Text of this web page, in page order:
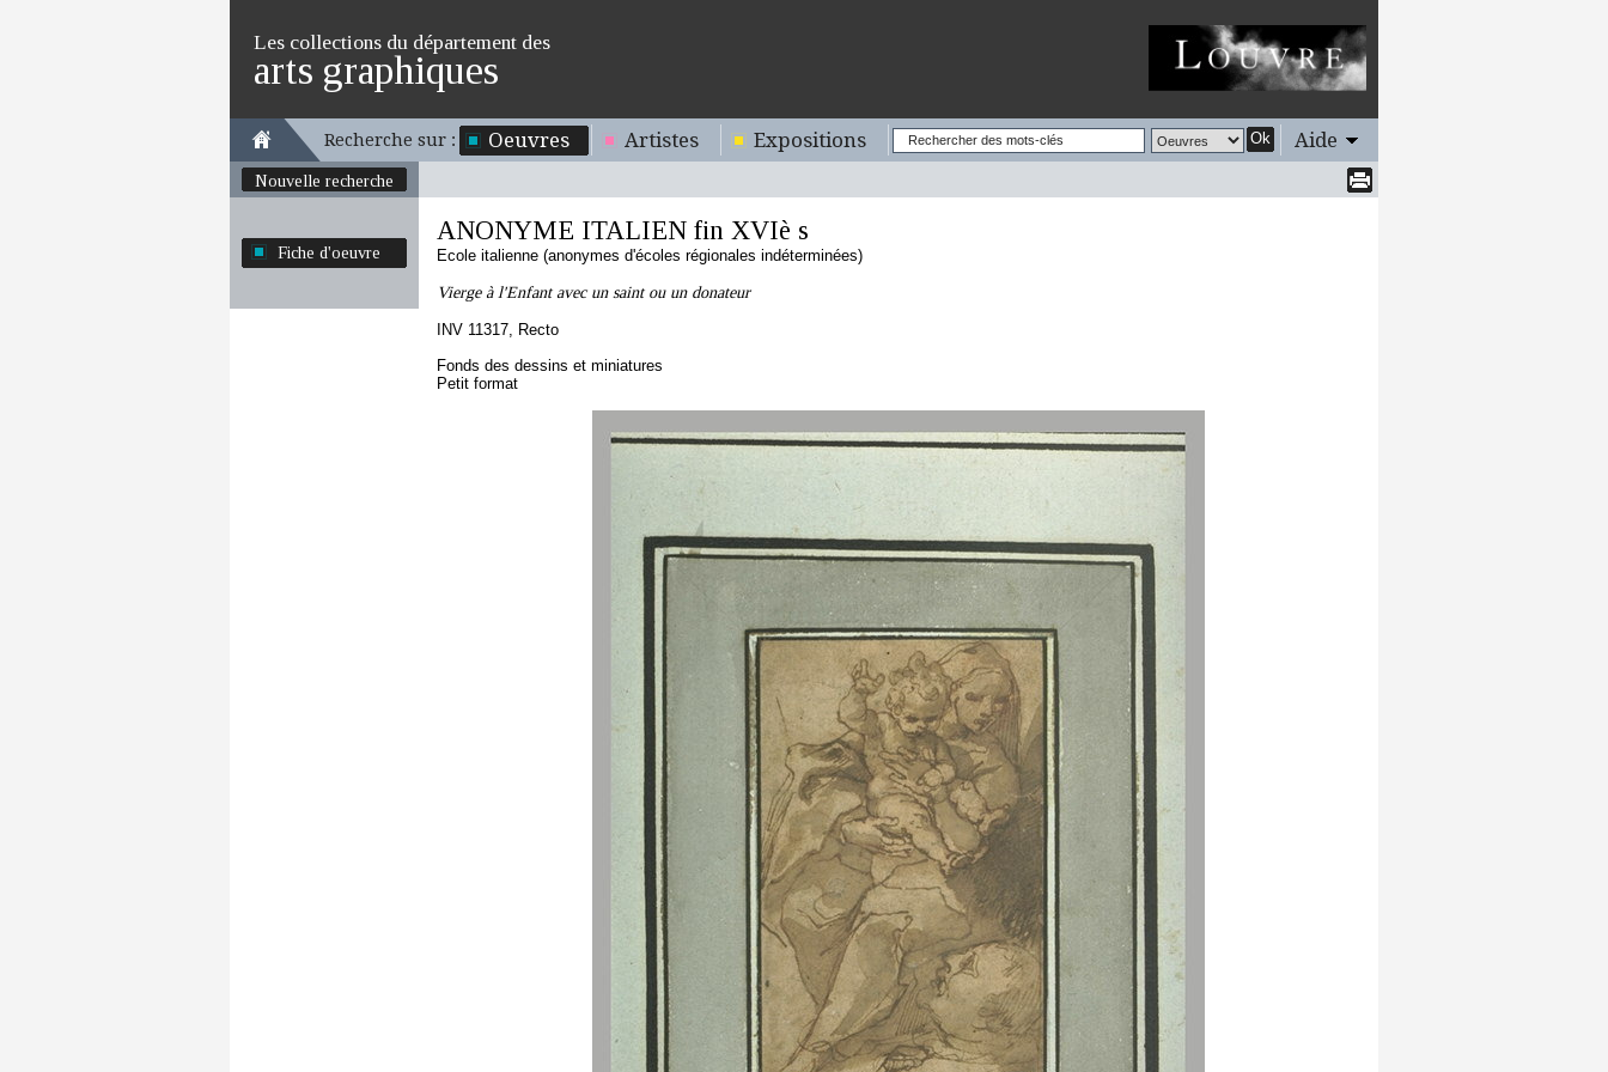
Les collections du département des
arts graphiques
Recherche sur : Oeuvres Artistes Expositions Ok Aide
Nouvelle recherche
Fiche d'oeuvre
ANONYME ITALIEN fin XVIè s
Ecole italienne (anonymes d'écoles régionales indéterminées)
Vierge à l'Enfant avec un saint ou un donateur
INV 11317, Recto
Fonds des dessins et miniatures
Petit format